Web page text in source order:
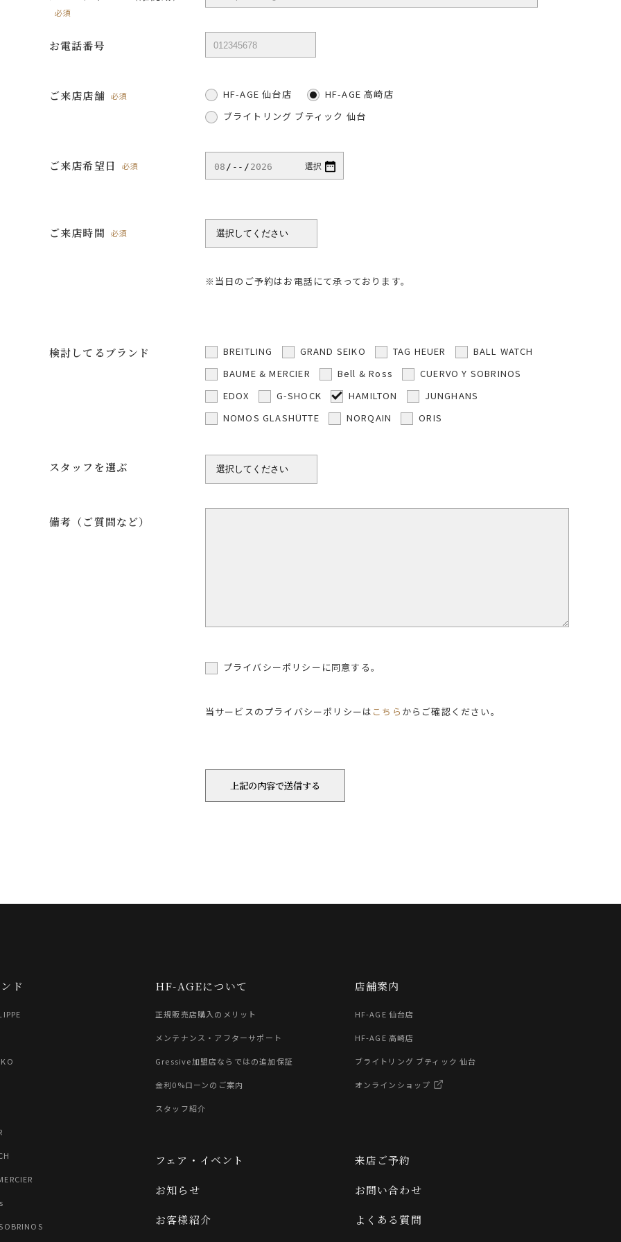
必須
お電話番号
ご来店店舗 必須 HF-AGE 仙台店
HF-AGE 高崎店
ブライトリング ブティック 仙台
ご来店希望日 必須
ご来店時間 必須
※当日のご予約はお電話にて承っております。
検討してるブランド BREITLING GRAND SEIKO TAG HEUER
BALL WATCH
BAUME & MERCIER
Bell & Ross
CUERVO Y SOBRINOS
EDOX
G-SHOCK HAMILTON
JUNGHANS
NOMOS GLASHÜTTE
NORQAIN ORIS
スタッフを選ぶ
備考（ご質問など）
プライバシーポリシーに同意する。
当サービスのプライバシーポリシーは こちら からご確認ください。
ド HF-AGEについて
正規販売店購入のメリット
メンテナンス・アフターサポート
Gressive加盟店ならではの追加保証
金利0%ローンのご案内
スタッフ紹介
店舗案内
HF-AGE 仙台店
HF-AGE 高崎店
ブライトリング ブティック 仙台
オンラインショップ
フェア・イベント
お知らせ
お客様紹介
来店ご予約
お問い合わせ
よくある質問